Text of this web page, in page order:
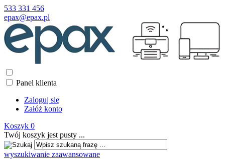
533 331 456
epax@epax.pl
Panel klienta
Zaloguj się
Załóż konto
Koszyk 0
Twój koszyk jest pusty ...
wyszukiwanie zaawansowane